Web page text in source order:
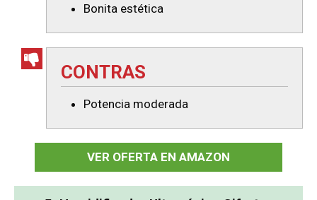
Bonita estética
CONTRAS
Potencia moderada
VER OFERTA EN AMAZON